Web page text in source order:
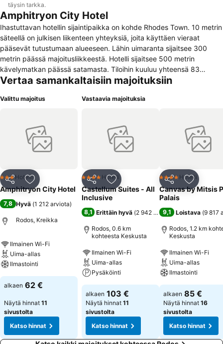
täysin tarkka.
Amphitryon City Hotel
Ihastuttavan hotellin sijaintipaikka on kohde Rhodes Town. 10 metrin
säteellä on julkisen liikenteen yhteyksiä, joita käyttäen vieraat
pääsevät tutustumaan alueeseen. Lähin uimaranta sijaitsee 300
metrin päässä majoitusliikkeestä. Hotelli sijaitsee 500 metrin
kävelymatkan päässä satamasta. Tiloihin kuuluu yhteensä 83
viihtyisää huonetta. Tarjottujen palveluiden ja mukavuuksien lisäksi
langattomana. Lisäksi vastaanotto palvelee tiloissa koko päivän. Ei
Vertaa samankaltaisiin majoituksiin
Valittu majoitus
Jaa Lisää suosikkeihin
3 Tähtiluokitus
Hotelli
Amphitryon City Hotel
7,8 Hyvä (1 212 arviota)
Rodos, Kreikka
Ilmainen Wi-Fi
Uima-allas
Ilmastointi
alkaen 62 €
Näytä hinnat 11
sivustolta
Katso hinnat
Vastaavia majoituksia
Jaa Lisää suosikkeihin
4 Tähtiluokitus
Hotelli
Castellum Suites - All
Inclusive
8,1 Erittäin hyvä (2 942 arviota )
Rodos, 0.6 km
kohteesta Keskusta
Ilmainen Wi-Fi
Uima-allas
Pysäköinti
alkaen 103 €
Näytä hinnat 11
sivustolta
Katso hinnat
Jaa Lisää
4 Tähtiluokitus
Hotelli
Canvas by Mitsis
Palais
9,1 Loistava (9 817
Rodos, 1.2 km
Keskusta
Ilmainen Wi-Fi
Uima-allas
Ilmastointi
alkaen 85 €
Näytä hinnat 16
sivustolta
Katso hinnat